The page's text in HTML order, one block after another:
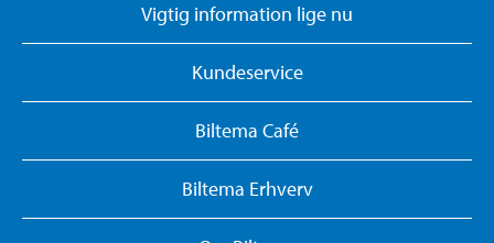
Vigtig information lige nu
Kundeservice
Biltema Café
Biltema Erhverv